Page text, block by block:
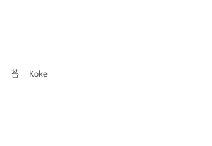
苔 Koke